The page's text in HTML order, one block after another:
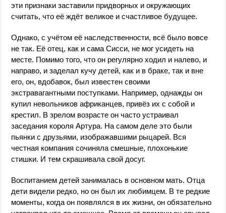
эти признаки заставили придворных и окружающих
считать, что её ждёт великое и счастливое будущее.
Однако, с учётом её наследственности, всё было вовсе
не так. Её отец, как и сама Сисси, не мог усидеть на
месте. Помимо того, что он регулярно ходил и налево, и
направо, и заделал кучу детей, как и в браке, так и вне
его, он, вдобавок, был известен своими
экстравагантными поступками. Например, однажды он
купил невольников африканцев, привёз их с собой и
крестил. В зрелом возрасте он часто устраивал
заседания короля Артура. На самом деле это были
пьянки с друзьями, изображавшими рыцарей. Вся
честная компания сочиняла смешные, плохонькие
стишки. И тем скрашивала свой досуг.
Воспитанием детей занималась в основном мать. Отца
дети видели редко, но он был их любимцем. В те редкие
моменты, когда он появлялся в их жизни, он обязательно